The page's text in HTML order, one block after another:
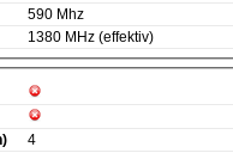
590 Mhz
1380 MHz (effektiv)
4